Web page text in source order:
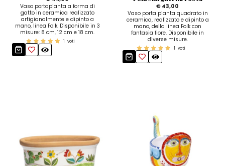
Vaso portapianta a forma di
gatto in ceramica realizzato
artigianalmente e dipinto a
mano, linea Folk. Disponibile in 3
misure: 8 cm, 12 cm e 18 cm.
1 voti
€ 43,00
Vaso porta pianta quadrato in
ceramica, realizzato e dipinto a
mano, della linea Folk con
fantasia fiore. Disponibile in
diverse misure.
1 voti